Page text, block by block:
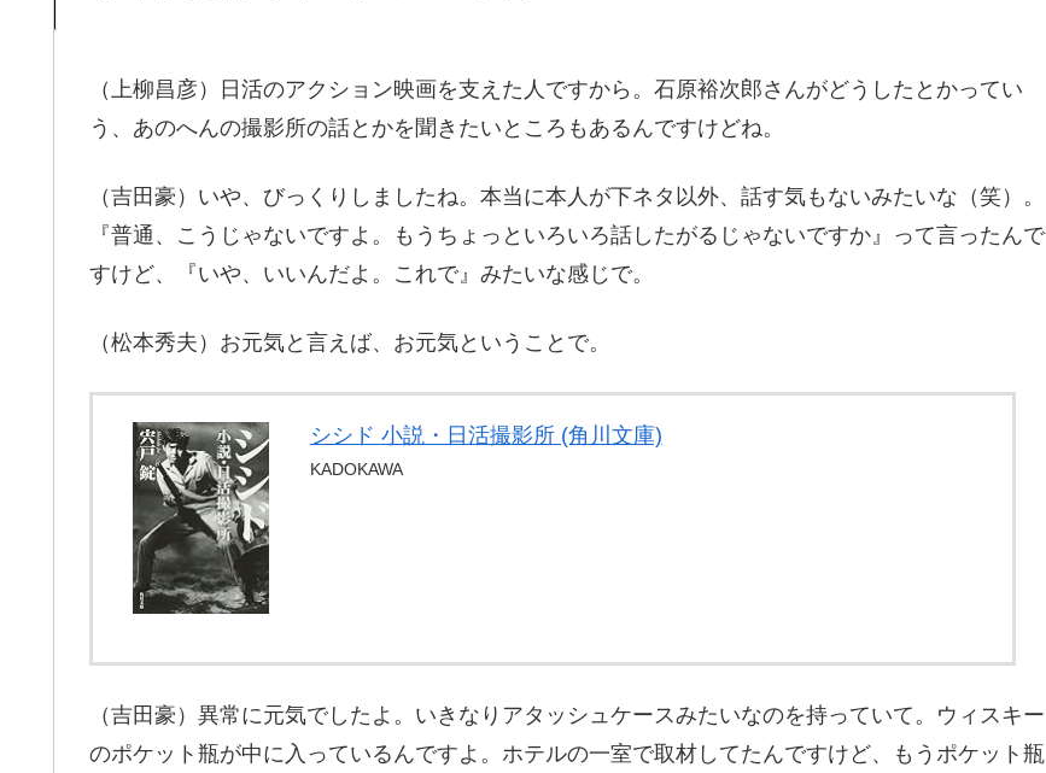
（上柳昌彦）日活のアクション映画を支えた人ですから。石原裕次郎さんがどうしたとかってい
う、あのへんの撮影所の話とかを聞きたいところもあるんですけどね。
（吉田豪）いや、びっくりしましたね。本当に本人が下ネタ以外、話す気もないみたいな（笑）。
『普通、こうじゃないですよ。もうちょっといろいろ話したがるじゃないですか』って言ったんで
すけど、『いや、いいんだよ。これで』みたいな感じで。
（松本秀夫）お元気と言えば、お元気ということで。
シシド 小説・日活撮影所 (角川文庫)
KADOKAWA
（吉田豪）異常に元気でしたよ。いきなりアタッシュケースみたいなのを持っていて。ウィスキー
のポケット瓶が中に入っているんですよ。ホテルの一室で取材してたんですけど、もうポケット瓶